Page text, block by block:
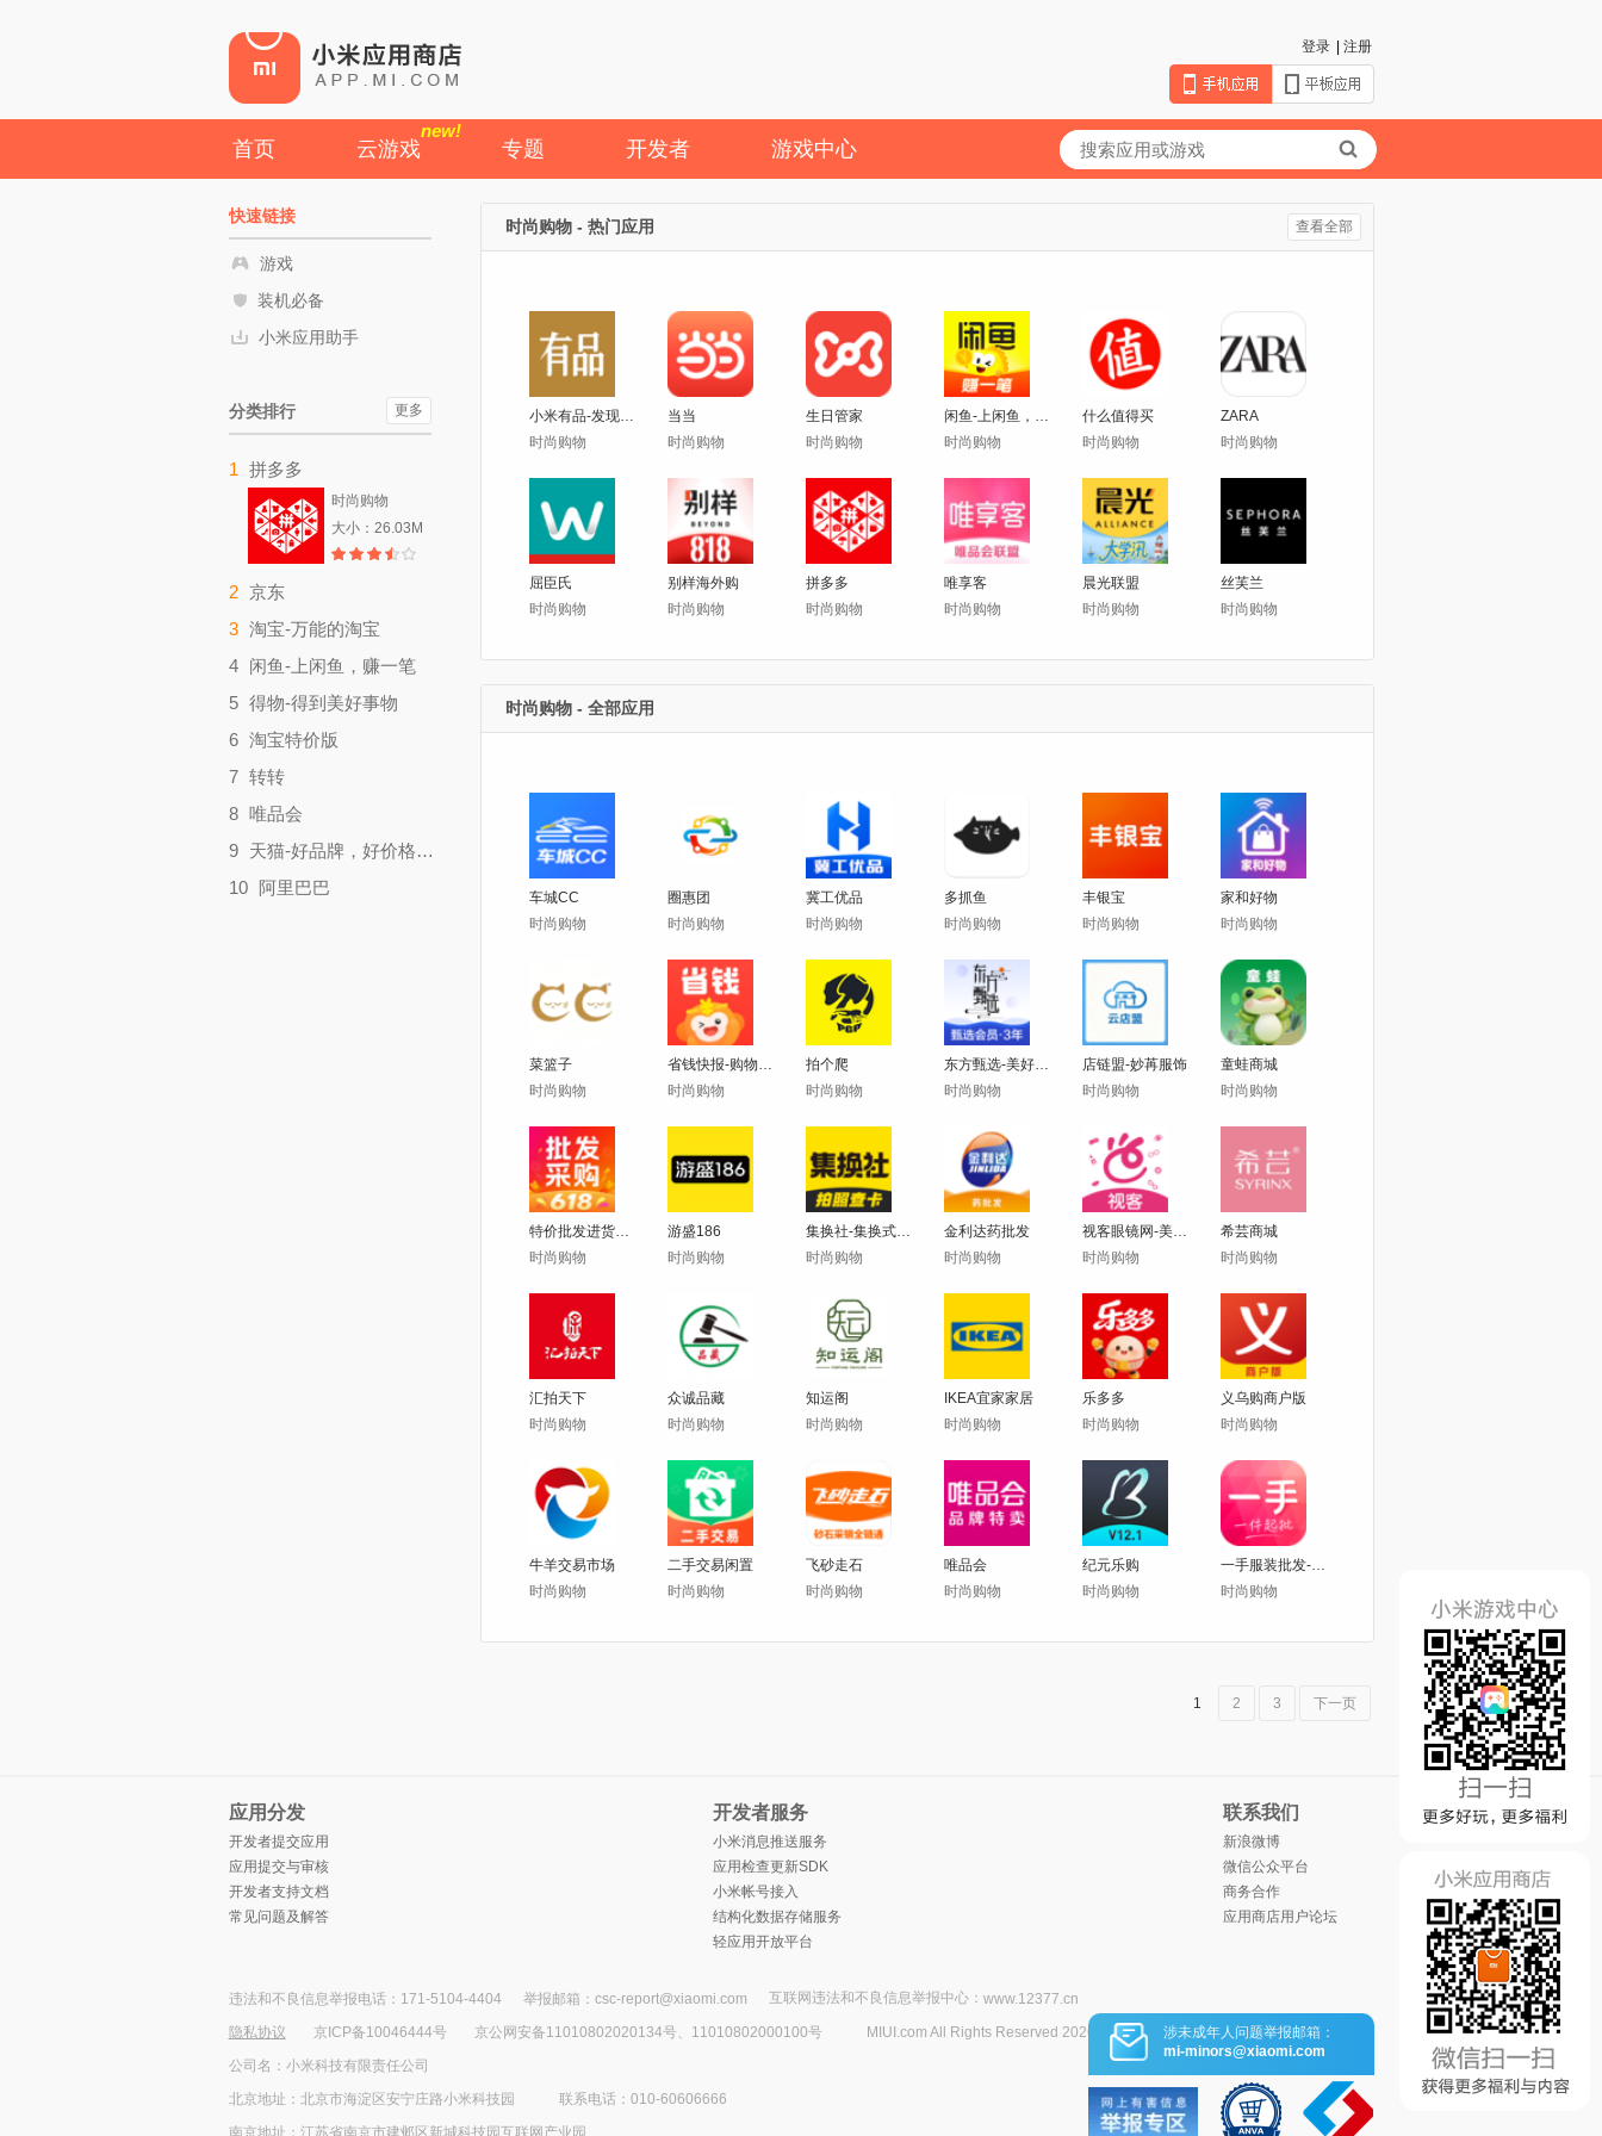
注册
登录
首页 云游戏
new!
专题 开发者 游戏中心
查看全部
时尚购物 - 热门应用
小米有品-发现好东西
时尚购物
当当
时尚购物
生日管家
时尚购物
闲鱼-上闲鱼，赚一笔
时尚购物
什么值得买
时尚购物
ZARA
时尚购物
屈臣氏
时尚购物
别样海外购
时尚购物
拼多多
时尚购物
唯享客
时尚购物
晨光联盟
时尚购物
丝芙兰
时尚购物
时尚购物 - 全部应用
车城CC
时尚购物
圈惠团
时尚购物
冀工优品
时尚购物
多抓鱼
时尚购物
丰银宝
时尚购物
家和好物
时尚购物
菜篮子
时尚购物
省钱快报-购物省钱返利助手
时尚购物
拍个爬
时尚购物
东方甄选-美好生活,尽在东方甄选
时尚购物
店链盟-妙苒服饰
时尚购物
童蛙商城
时尚购物
特价批发进货市场
时尚购物
游盛186
时尚购物
集换社-集换式卡牌TCG交易市场
时尚购物
金利达药批发
时尚购物
视客眼镜网-美瞳隐形眼镜商城
时尚购物
希芸商城
时尚购物
汇拍天下
时尚购物
众诚品藏
时尚购物
知运阁
时尚购物
IKEA宜家家居
时尚购物
乐多多
时尚购物
义乌购商户版
时尚购物
牛羊交易市场
时尚购物
二手交易闲置
时尚购物
飞砂走石
时尚购物
唯品会
时尚购物
纪元乐购
时尚购物
一手服装批发-女装批发
时尚购物
1 2 3 下一页
快速链接
游戏
装机必备
小米应用助手
更多
分类排行
1 拼多多
时尚购物
大小：26.03M
2 京东
时尚购物
3 淘宝-万能的淘宝
时尚购物
4 闲鱼-上闲鱼，赚一笔
时尚购物
5 得物-得到美好事物
时尚购物
6 淘宝特价版
7 转转
8 唯品会
时尚购物
9 天猫-好品牌，好价格，上天猫
10 阿里巴巴
应用分发
开发者提交应用
应用提交与审核
开发者支持文档
常见问题及解答
开发者服务
小米消息推送服务
应用检查更新SDK
小米帐号接入
结构化数据存储服务
轻应用开放平台
联系我们
新浪微博
微信公众平台
商务合作
应用商店用户论坛
违法和不良信息举报电话：171-5104-4404 举报邮箱：csc-report@xiaomi.com 互联网违法和不良信息举报中心： www.12377.cn
隐私协议
京ICP备10046444号 京公网安备11010802020134号、11010802000100号
MIUI.com All Rights Reserved 2026
公司名：小米科技有限责任公司
北京地址：北京市海淀区安宁庄路小米科技园
联系电话：010-60606666
南京地址：江苏省南京市建邺区新城科技园互联网产业园
涉未成年人问题举报邮箱：
mi-minors@xiaomi.com